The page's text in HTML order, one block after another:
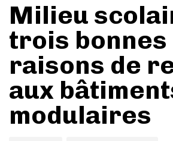
Milieu
trois bonnes
raisons de
aux
modulaires